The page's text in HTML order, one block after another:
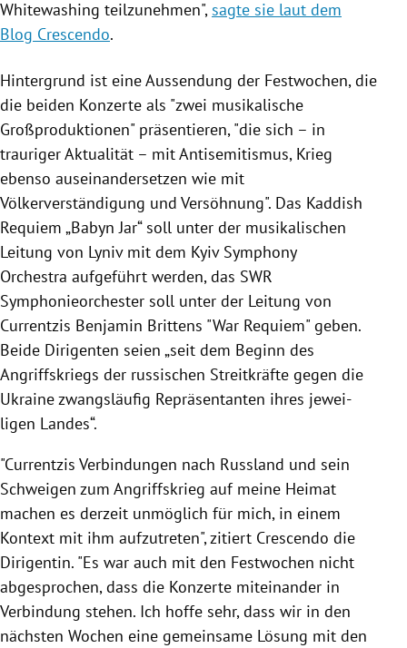
White­washing teil­zu­nehmen",sagte sie laut dem
Blog Crescendo.
Hintergrund ist eine Aussendung der Festwochen, die
die beiden Konzerte als "zwei musikalische
Großproduktionen" präsentieren, "die sich – in
trauriger Aktualität – mit Antisemitismus, Krieg
ebenso auseinandersetzen wie mit
Völkerverständigung und Versöhnung". Das Kaddish
Requiem „Babyn Jar“ soll unter der musikalischen
Leitung von Lyniv mit dem Kyiv Symphony
Orchestra aufgeführt werden, das SWR
Symphonieorchester soll unter der Leitung von
Currentzis Benjamin Brittens "War Requiem" geben.
Beide Diri­genten seien „seit dem Beginn des
Angriffs­kriegs der russi­schen Streit­kräfte gegen die
Ukraine zwangs­läufig Reprä­sen­tanten ihres jewei­
ligen Landes“.
"Curr­entzis Verbin­dungen nach Russ­land und sein
Schweigen zum Angriffs­krieg auf meine Heimat
machen es derzeit unmög­lich für mich, in einem
Kontext mit ihm aufzu­treten", zitiert Crescendo die
Dirigentin. "Es war auch mit den Fest­wo­chen nicht
abge­spro­chen, dass die Konzerte mitein­ander in
Verbin­dung stehen. Ich hoffe sehr, dass wir in den
nächsten Wochen eine gemein­same Lösung mit den